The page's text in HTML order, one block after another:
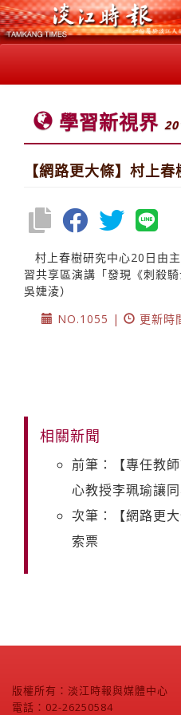
學習新視界
【網路更大條】村上
村上春樹研究中心20日由
習共享區演講「發現《刺殺
吳婕淩）
NO.1055 |
更新
相關新聞
前筆：【專任教
心教授李珮瑜讓
次筆：【網路更
索票
版權所有：淡江時報與媒體中心
電話：02-26250584